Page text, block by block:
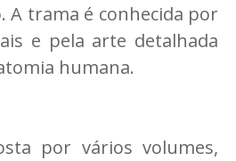
A trama é conhecida por
e pela arte detalhada
humana.
por vários volumes,